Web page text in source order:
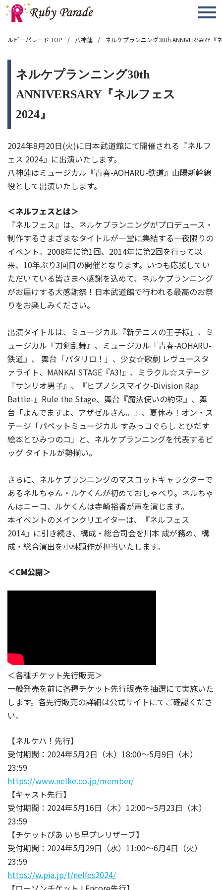
MENU
ルビーパレード TOP 八神蓮 ネルケプランニング30th ANNIVERSARY『
ネルケプランニング30th
ANNIVERSARY『ネルフェス
2024』
2024年8月20日(火)に日本武道館にて開催される『ネルフ
ェス 2024』に出演いたします。
八神蓮はミュージカル『青春-AOHARU-鉄道』山陽新幹線
役として出演いたします。
＜ネルフェスとは＞
『ネルフェス』は、ネルケプランニングがプロデュース・
制作するさまざまなタイトルが一堂に集結する一夜限りの
イベント。2008年に第1回、2014年に第2回を行って以
来、10年ぶり3回目の開催となります。いつも応援してい
ただいている皆さまへ感謝を込めて、ネルケプランニング
がお届けする大感謝祭！日本武道館で行われる最高のお祭
りをお楽しみください。
出演タイトルは、ミュージカル『新テニスの王子様』、ミ
ュージカル『刀剣乱舞』、ミュージカル『青春-AOHARU-
鉄道』、 舞台「パタリロ！」、少女☆歌劇 レヴュースタ
ァライト、MANKAI STAGE『A3!』、ミラクル☆ステージ
『サンリオ男子』、『ヒプノシスマイク-Division Rap
Battle-』Rule the Stage、舞台『魔法使いの約束』、舞
台「よんでますよ、アザゼルさん。」、夏休み！オン・ス
テージ「パペットミュージカル すみっコぐらし とびだす
絵本とひみつのコ」と、ネルケプランニングを代表するビ
ッグ タイトルが勢揃い。
さらに、ネルケプランニングのマスコットキャラクターで
あるネルちゃん・ルケくんが初めておしゃべり。ネルちゃ
んはニーコ、ルケくんは寺崎裕香が声を演じます。
本イベントのメインクリエイターは、『ネルフェス
2014』に引き続き、構成・総合司会を川本 成が務め、構
成・総合演出を小林顕作が担当いたします。
＜CM公開＞
＜各種チケット先行販売＞
一般発売を前に各種チケット先行販売を抽選にて実施いた
します。各先行販売の詳細は公式サイトにてご確認くださ
い。
【ネルケハ！先行】
受付期間：2024年5月2日（木）18:00～5月9日（木）
23:59
https://www.nelke.co.jp/member/
【キャスト先行】
受付期間：2024年5月16日（木）12:00～5月23日（木）
23:59
【チケットぴあ いち早プレリザーブ】
受付期間：2024年5月29日（水）11:00～6月4日（火）
23:59
https://w.pia.jp/t/nelfes2024/